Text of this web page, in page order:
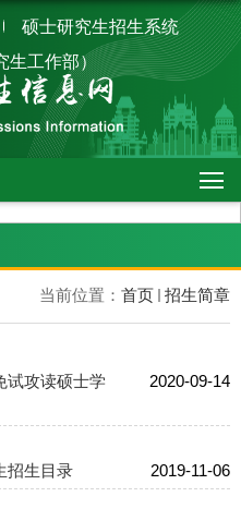
硕士研究生招生系统
生工作部）
当前位置： 首页 招生简章
试攻读硕士学
2020-09-14
招生目录 2019-11-06